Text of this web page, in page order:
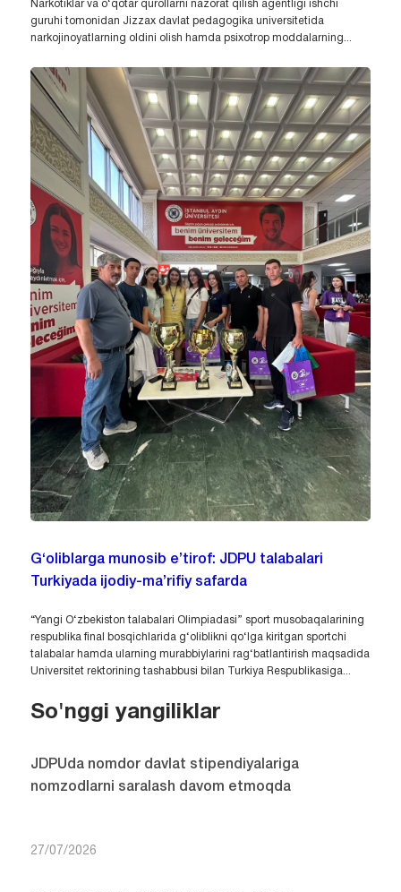
Narkotiklar va o‘qotar qurollarni nazorat qilish agentligi ishchi
guruhi tomonidan Jizzax davlat pedagogika universitetida
narkojinoyatlarning oldini olish hamda psixotrop moddalarning...
G‘oliblarga munosib e’tirof: JDPU talabalari
Turkiyada ijodiy-ma’rifiy safarda
“Yangi O‘zbekiston talabalari Olimpiadasi” sport musobaqalarining
respublika final bosqichlarida g‘oliblikni qo‘lga kiritgan sportchi
talabalar hamda ularning murabbiylarini rag‘batlantirish maqsadida
Universitet rektorining tashabbusi bilan Turkiya Respublikasiga...
So'nggi yangiliklar
JDPUda nomdor davlat stipendiyalariga
nomzodlarni saralash davom etmoqda
27/07/2026